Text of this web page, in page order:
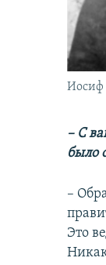
Иосиф
– С
было
–
Это